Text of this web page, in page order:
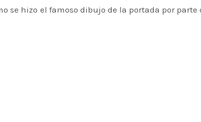
se hizo el famoso dibujo de la portada por parte